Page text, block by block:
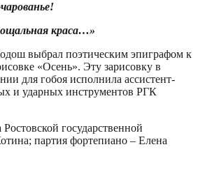
краса…»
выбрал поэтическим эпиграфом к
«Осень». Эту зарисовку в
для гобоя исполнила ассистент-
и ударных инструментов РГК
государственной
партия фортепиано – Елена